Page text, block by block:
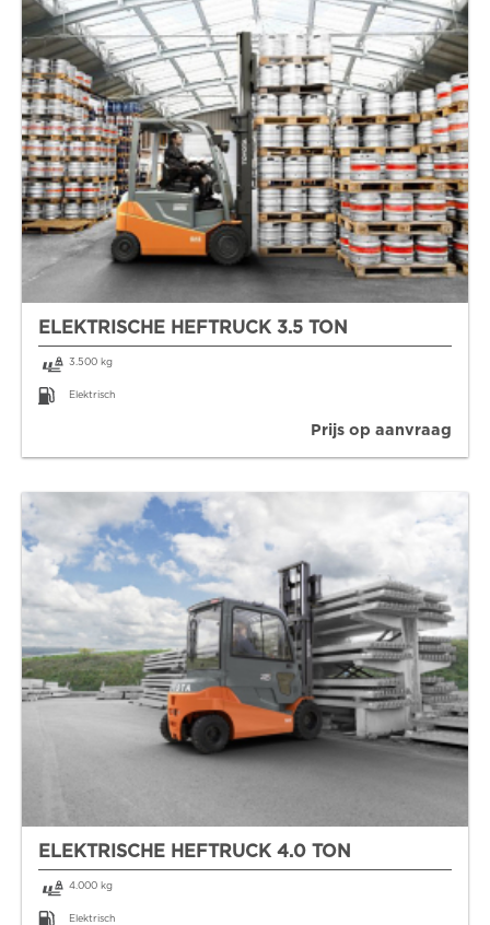
ELEKTRISCHE HEFTRUCK 3.5 TON
3.500 kg
Elektrisch
Prijs op aanvraag
ELEKTRISCHE HEFTRUCK 4.0 TON
4.000 kg
Elektrisch